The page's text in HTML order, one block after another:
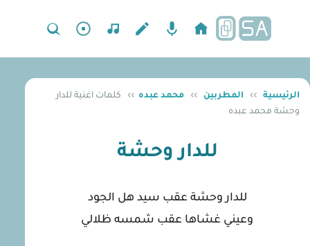
الرئيسية ›› المطربين ›› محمد عبده ››
كلمات اغنية للدار
وحشة محمد عبده
للدار وحشة
للدار وحشة عقب سيد هل الجود
وعيني غشاها عقب شمسه ظلالي